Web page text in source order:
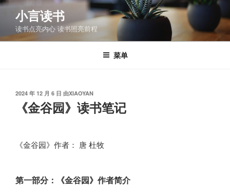
跳
容
小言读书
读书点亮内心 读书照亮前程
菜单
发
2024 年 12 月 6 日 由XIAOYAN
《金谷园》读书笔记
《金谷园》作者： 唐 杜牧
第一部分：《金谷园》作者简介